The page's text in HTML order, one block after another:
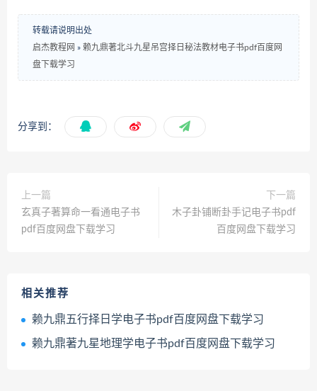
转载请说明出处
启杰教程网 » 赖九鼎著北斗九星吊宫择日秘法教材电子书pdf百度网
盘下载学习
分享到：
上一篇
玄真子著算命一看通电子书
pdf百度网盘下载学习
下一篇
木子卦铺断卦手记电子书pdf
百度网盘下载学习
相关推荐
赖九鼎五行择日学电子书pdf百度网盘下载学习
赖九鼎著九星地理学电子书pdf百度网盘下载学习